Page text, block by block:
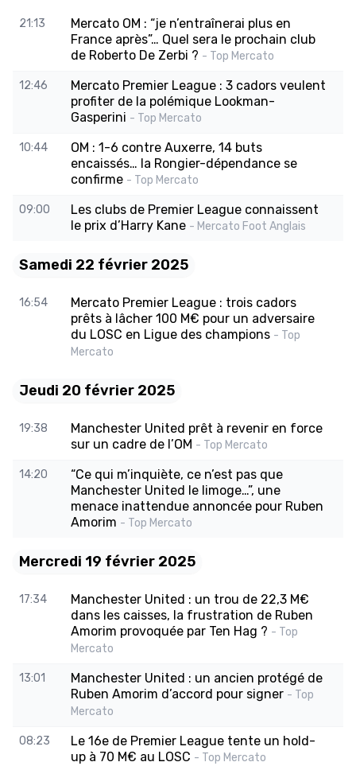
21:13
Mercato OM : “je n’entraînerai plus en
France après”… Quel sera le prochain club
de Roberto De Zerbi ? - Top Mercato
12:46
Mercato Premier League : 3 cadors veulent
profiter de la polémique Lookman-
Gasperini - Top Mercato
10:44
OM : 1-6 contre Auxerre, 14 buts
encaissés… la Rongier-dépendance se
confirme - Top Mercato
09:00
Les clubs de Premier League connaissent
le prix d’Harry Kane - Mercato Foot Anglais
Samedi 22 février 2025
16:54
Mercato Premier League : trois cadors
prêts à lâcher 100 M€ pour un adversaire
du LOSC en Ligue des champions - Top
Mercato
Jeudi 20 février 2025
19:38
Manchester United prêt à revenir en force
sur un cadre de l’OM - Top Mercato
14:20
“Ce qui m’inquiète, ce n’est pas que
Manchester United le limoge…”, une
menace inattendue annoncée pour Ruben
Amorim - Top Mercato
Mercredi 19 février 2025
17:34
Manchester United : un trou de 22,3 M€
dans les caisses, la frustration de Ruben
Amorim provoquée par Ten Hag ? - Top
Mercato
13:01
Manchester United : un ancien protégé de
Ruben Amorim d’accord pour signer - Top
Mercato
08:23
Le 16e de Premier League tente un hold-
up à 70 M€ au LOSC - Top Mercato